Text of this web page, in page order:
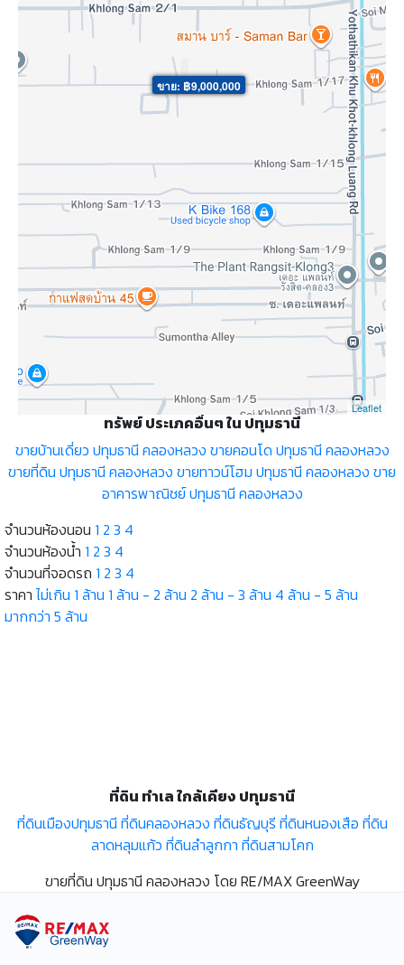
ขาย: ฿9,000,000
Leaflet
ทรัพย์ ประเภคอื่นๆ ใน ปทุมธานี
ขายบ้านเดี่ยว ปทุมธานี คลองหลวง ขายคอนโด ปทุมธานี คลองหลวง
ขายที่ดิน ปทุมธานี คลองหลวง ขายทาวน์โฮม ปทุมธานี คลองหลวง ขาย
อาคารพาณิชย์ ปทุมธานี คลองหลวง
จำนวนห้องนอน 1 2 3 4
จำนวนห้องน้ำ 1 2 3 4
จำนวนที่จอดรถ 1 2 3 4
ราคา ไม่เกิน 1 ล้าน 1 ล้าน - 2 ล้าน 2 ล้าน - 3 ล้าน 4 ล้าน - 5 ล้าน
มากกว่า 5 ล้าน
ที่ดิน ทำเล ใกล้เคียง ปทุมธานี
ที่ดินเมืองปทุมธานี ที่ดินคลองหลวง ที่ดินธัญบุรี ที่ดินหนองเสือ ที่ดิน
ลาดหลุมแก้ว ที่ดินลำลูกกา ที่ดินสามโคก
ขายที่ดิน ปทุมธานี คลองหลวง โดย RE/MAX GreenWay